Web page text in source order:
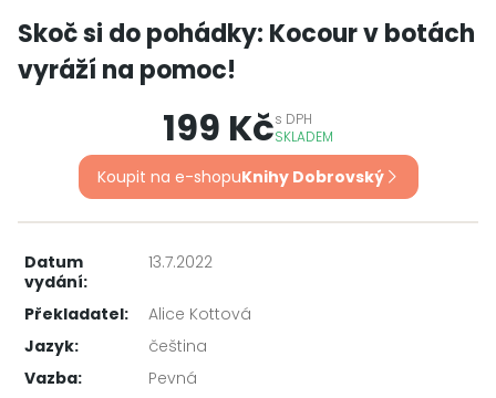
Skoč si do pohádky: Kocour v botách
vyráží na pomoc!
199 Kčs DPH
SKLADEM
Koupit na e-shopuKnihy Dobrovský
Datum
vydání:
13.7.2022
Překladatel:
Alice Kottová
Jazyk:
čeština
Vazba:
Pevná